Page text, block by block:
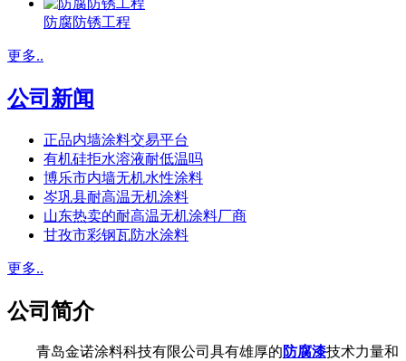
防腐防锈工程
更多..
公司新闻
正品内墙涂料交易平台
有机硅拒水溶液耐低温吗
博乐市内墙无机水性涂料
岑巩县耐高温无机涂料
山东热卖的耐高温无机涂料厂商
甘孜市彩钢瓦防水涂料
更多..
公司简介
青岛金诺涂料科技有限公司具有雄厚的 防腐漆技术力量和